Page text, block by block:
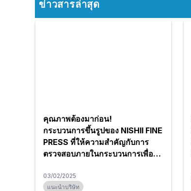
ข่าวสารล่าสุด
คุณภาพต้องมาก่อน!
กระบวนการขึ้นรูปของ NISHII FINE
PRESS ที่ให้ความสำคัญกับการ
ตรวจสอบภายในกระบวนการเพื่อไม่
03/02/2025
แนะนำบริษัท